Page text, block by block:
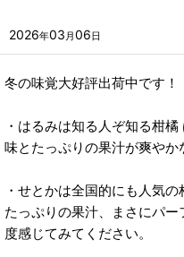
2026年03 月06日
冬の味覚大好評出荷中です！
・はるみは知る人ぞ知る柑
味とたっぷりの果汁が爽やか
・せとかは全国的にも人気
たっぷりの果汁、まさにパ
度感じてみてください。